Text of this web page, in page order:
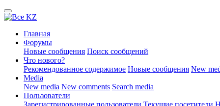
Главная
Форумы
Новые сообщения Поиск сообщений
Что нового?
Рекомендованное содержимое Новые сообщения New
Media
New media New comments Search media
Пользователи
Зарегистрированные пользователи Текущие посетители